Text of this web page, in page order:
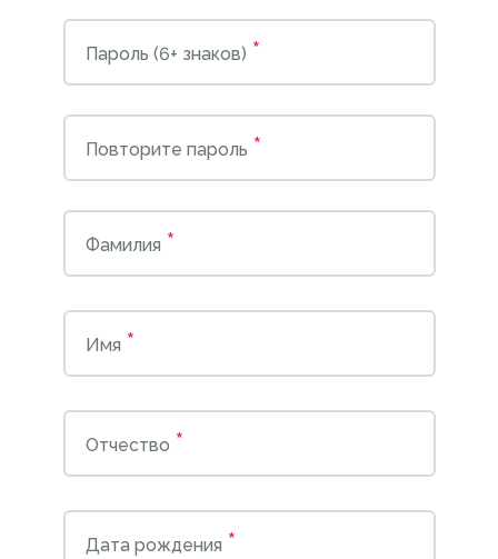
Пароль (6+ знаков) *
Повторите пароль *
Фамилия *
Имя *
Отчество *
Дата рождения *